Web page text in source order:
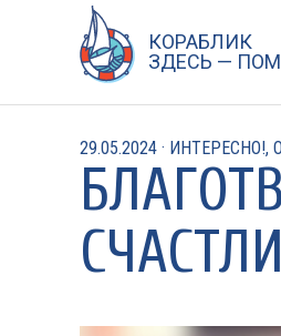
содержанию
КОРАБЛИК
ЗДЕСЬ —
29.05.2024 · ИНТЕРЕСНО!,